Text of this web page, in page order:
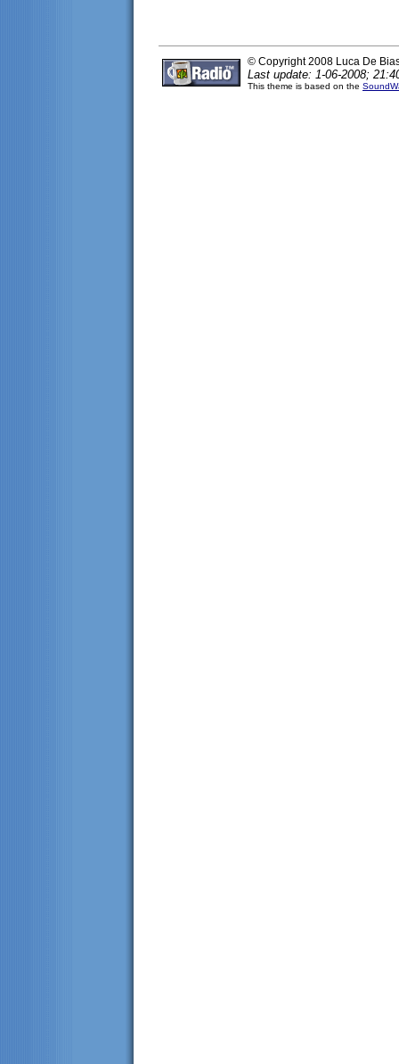
© Copyright 2008 Luca De
Last update: 1-06-2008;
This theme is based on the